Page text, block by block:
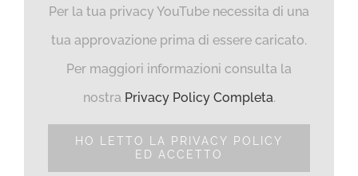
Per la tua privacy YouTube necessita di una
tua approvazione prima di essere caricato.
Per maggiori informazioni consulta la
nostra Privacy Policy Completa.
HO LETTO LA PRIVACY POLICY
ED ACCETTO